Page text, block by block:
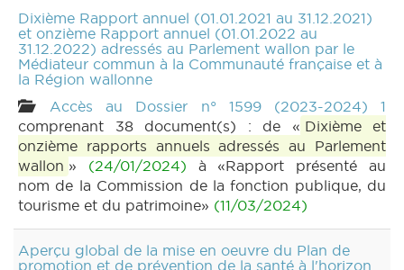
Dixième Rapport annuel (01.01.2021 au 31.12.2021)
et onzième Rapport annuel (01.01.2022 au
31.12.2022) adressés au Parlement wallon par le
Médiateur commun à la Communauté française et à
la Région wallonne
Accès au Dossier n° 1599 (2023-2024) 1
comprenant 38 document(s) : de « Dixième et
onzième rapports annuels adressés au Parlement
wallon » (24/01/2024) à «Rapport présenté au
nom de la Commission de la fonction publique, du
tourisme et du patrimoine» (11/03/2024)
Aperçu global de la mise en oeuvre du Plan de
promotion et de prévention de la santé à l'horizon